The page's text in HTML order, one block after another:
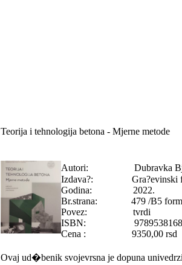
Teorija i tehnologija betona - Mjerne metode
Autori: Dubravka
Izdava?: Gra?evinski
Godina: 2022.
Br.strana: 479 /B5
Povez: tvrdi
ISBN:
Cena : 9350,00 rsd
Ovaj ud�benik svojevrsna je dopuna